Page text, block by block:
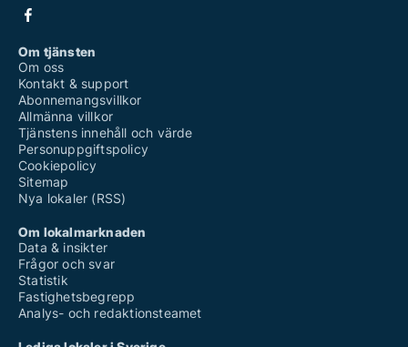
Om tjänsten
Om oss
Kontakt & support
Abonnemangsvillkor
Allmänna villkor
Tjänstens innehåll och värde
Personuppgiftspolicy
Cookiepolicy
Sitemap
Nya lokaler (RSS)
Om lokalmarknaden
Data & insikter
Frågor och svar
Statistik
Fastighetsbegrepp
Analys- och redaktionsteamet